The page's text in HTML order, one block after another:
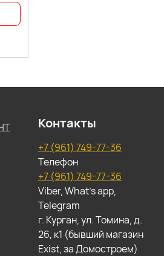
Контакты
+7 (961) 749-77-36
Телефон
+7 (961) 749-77-36
Viber, What's app,
Telegram
г. Курган, ул. Томина, д.
26, к1 (бывший магазин
Exist, за Домостроем)